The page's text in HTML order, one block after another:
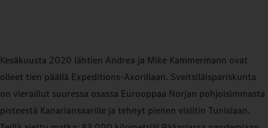
Kesäkuusta 2020 lähtien Andrea ja Mike Kammermann ovat
olleet tien päällä Expeditions‑Axorillaan. Sveitsiläispariskunta
on vieraillut suuressa osassa Eurooppaa Norjan pohjoisimmasta
pisteestä Kanariansaarille ja tehnyt pienen visiitin Tunisiaan.